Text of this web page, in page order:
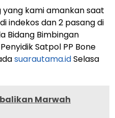
yang kami amankan saat
indekos dan 2 pasang di
Bidang Bimbingan
Satpol PP Bone
suarautama.idSelasa
Marwah